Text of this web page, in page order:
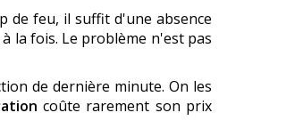
de feu, il suffit d'une absence
la fois. Le problème n'est pas
de dernière minute. On les
coûte rarement son prix